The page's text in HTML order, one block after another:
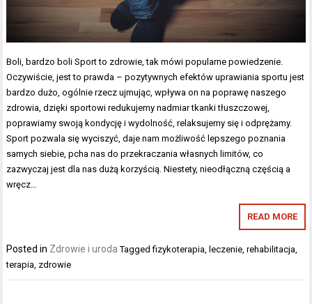
Boli, bardzo boli Sport to zdrowie, tak mówi popularne powiedzenie.
Oczywiście, jest to prawda – pozytywnych efektów uprawiania sportu jest
bardzo dużo, ogólnie rzecz ujmując, wpływa on na poprawę naszego
zdrowia, dzięki sportowi redukujemy nadmiar tkanki tłuszczowej,
poprawiamy swoją kondycję i wydolność, relaksujemy się i odprężamy.
Sport pozwala się wyciszyć, daje nam możliwość lepszego poznania
samych siebie, pcha nas do przekraczania własnych limitów, co
zazwyczaj jest dla nas dużą korzyścią. Niestety, nieodłączną częścią a
wręcz…
READ MORE
Posted in Zdrowie i uroda Taggedfizykoterapia, leczenie,rehabilitacja,
terapia, zdrowie